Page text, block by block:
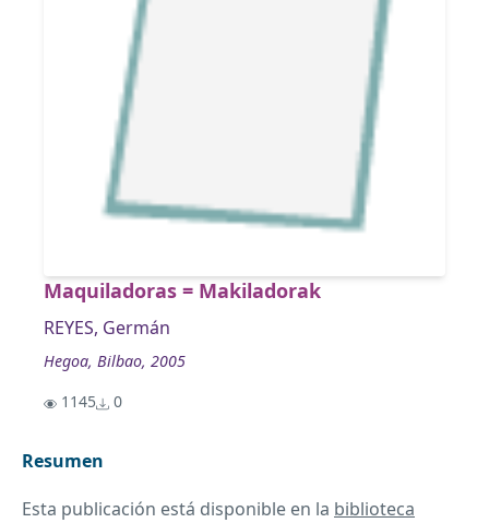
Maquiladoras = Makiladorak
REYES, Germán
Hegoa, Bilbao, 2005
1145
0
Resumen
Esta publicación está disponible en la biblioteca